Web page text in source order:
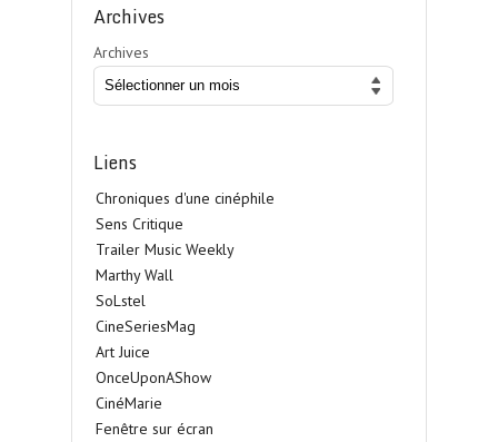
Archives
Archives
Liens
Chroniques d'une cinéphile
Sens Critique
Trailer Music Weekly
Marthy Wall
SoLstel
CineSeriesMag
Art Juice
OnceUponAShow
CinéMarie
Fenêtre sur écran